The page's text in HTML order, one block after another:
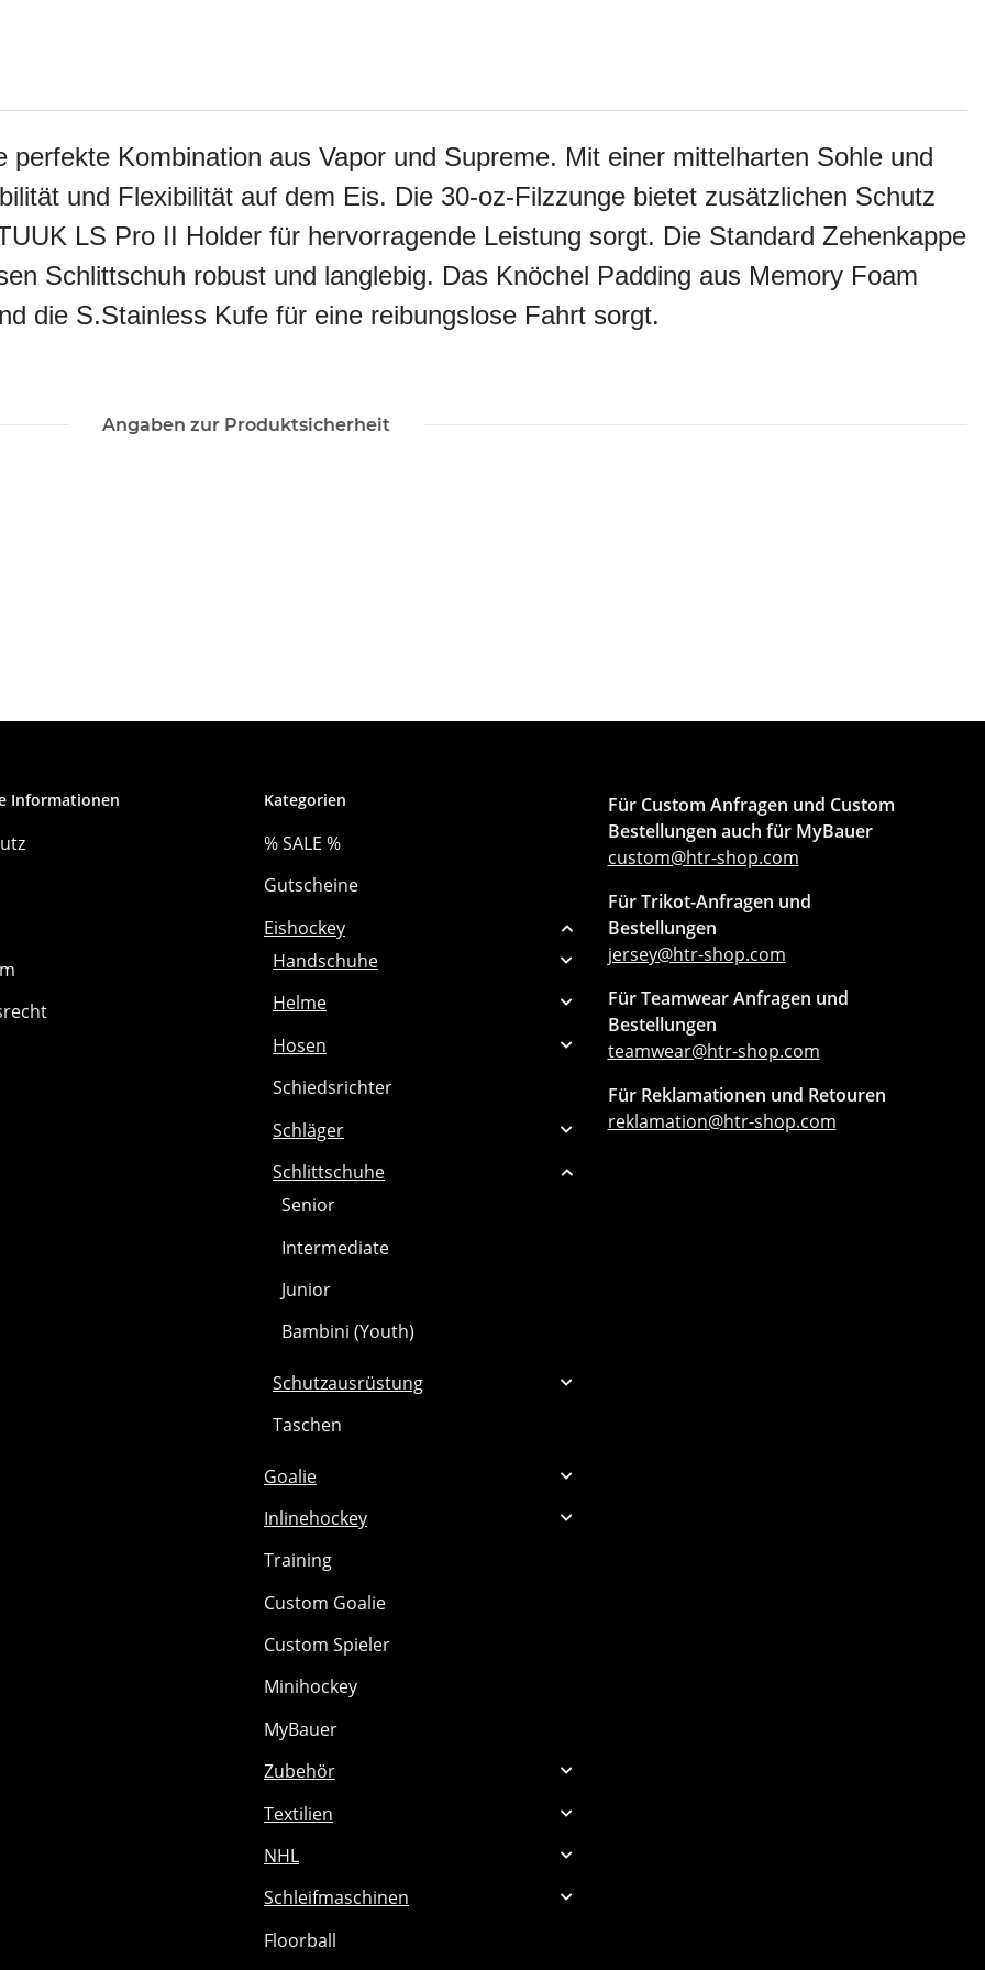
Kombination aus Vapor und Supreme. Mit einer mittelharten Sohle und
und Flexibilität auf dem Eis. Die 30-oz-Filzzunge bietet zusätzlichen Schutz
LS Pro II Holder für hervorragende Leistung sorgt. Die Standard Zehenkappe
Schlittschuh robust und langlebig. Das Knöchel Padding aus Memory Foam
die S.Stainless Kufe für eine reibungslose Fahrt sorgt.
Angaben zur Produktsicherheit
Informationen Kategorien
% SALE %
Gutscheine
Eishockey
Handschuhe
Helme
Hosen
Schiedsrichter
Schläger
Schlittschuhe
Senior
Intermediate
Junior
Bambini (Youth)
Schutzausrüstung
Taschen
Goalie
Inlinehockey
Training
Custom Goalie
Custom Spieler
Minihockey
MyBauer
Zubehör
Textilien
NHL
Schleifmaschinen
Floorball
Für Custom Anfragen und Custom
Bestellungen auch für MyBauer
custom@htr-shop.com
Für Trikot-Anfragen und
Bestellungen
jersey@htr-shop.com
Für Teamwear Anfragen und
Bestellungen
teamwear@htr-shop.com
Für Reklamationen und Retouren
reklamation@htr-shop.com